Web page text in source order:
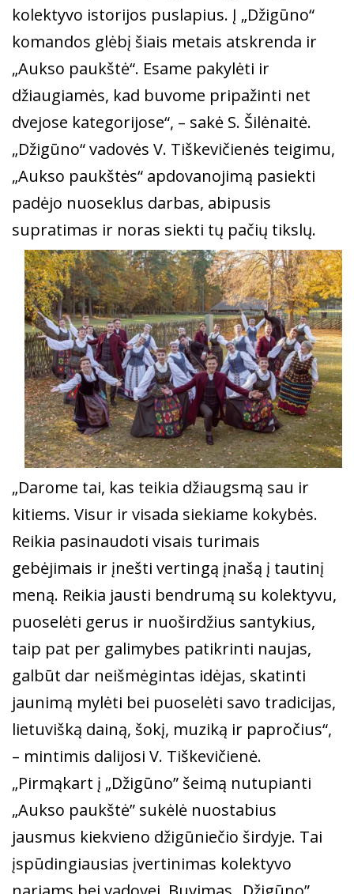
kolektyvo istorijos puslapius. Į „Džigūno“
komandos glėbį šiais metais atskrenda ir
„Aukso paukštė“. Esame pakylėti ir
džiaugiamės, kad buvome pripažinti net
dvejose kategorijose“, – sakė S. Šilėnaitė.
„Džigūno“ vadovės V. Tiškevičienės teigimu,
„Aukso paukštės“ apdovanojimą pasiekti
padėjo nuoseklus darbas, abipusis
supratimas ir noras siekti tų pačių tikslų.
„Darome tai, kas teikia džiaugsmą sau ir
kitiems. Visur ir visada siekiame kokybės.
Reikia pasinaudoti visais turimais
gebėjimais ir įnešti vertingą įnašą į tautinį
meną. Reikia jausti bendrumą su kolektyvu,
puoselėti gerus ir nuoširdžius santykius,
taip pat per galimybes patikrinti naujas,
galbūt dar neišmėgintas idėjas, skatinti
jaunimą mylėti bei puoselėti savo tradicijas,
lietuvišką dainą, šokį, muziką ir papročius“,
– mintimis dalijosi V. Tiškevičienė.
„Pirmąkart į „Džigūno” šeimą nutupianti
„Aukso paukštė” sukėlė nuostabius
jausmus kiekvieno džigūniečio širdyje. Tai
įspūdingiausias įvertinimas kolektyvo